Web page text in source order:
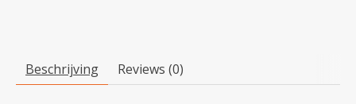
Beschrijving Reviews (0)